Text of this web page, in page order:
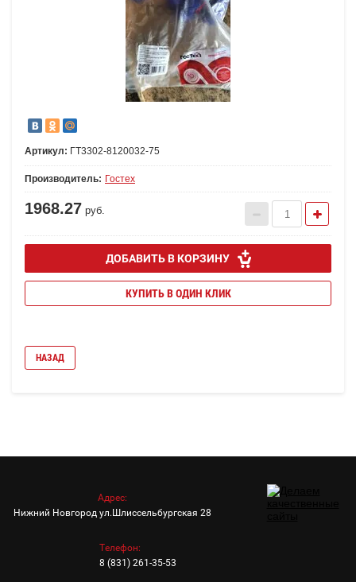
Артикул: ГТ3302-8120032-75
Производитель: Гостех
1968.27 руб.
ДОБАВИТЬ В КОРЗИНУ
КУПИТЬ В ОДИН КЛИК
НАЗАД
Адрес:
Нижний Новгород ул.Шлиссельбургская 28
Телефон:
8 (831) 261-35-53